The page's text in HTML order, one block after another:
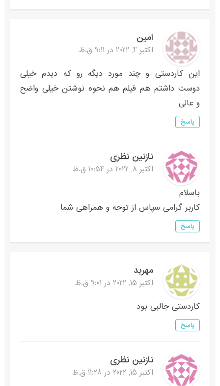
امین
اکتبر 4, 2022 در 9:11 ق.ظ
این کاردستی و چند مورد دیگه رو ‌که دیدم خیلی
دوست داشتم هم فیلم هم نحوه نوشتن خیلی واضح
و عالی
پاسخ
نازنین نظری
اکتبر 8, 2022 در 10:54 ق.ظ
باسلام
کاربر گرامی سپاس از توجه و همراهی شما
پاسخ
مهربد
اکتبر 15, 2022 در 9:01 ق.ظ
کاردستی جالبی بود
پاسخ
نازنین نظری
اکتبر 15, 2022 در 11:28 ق.ظ